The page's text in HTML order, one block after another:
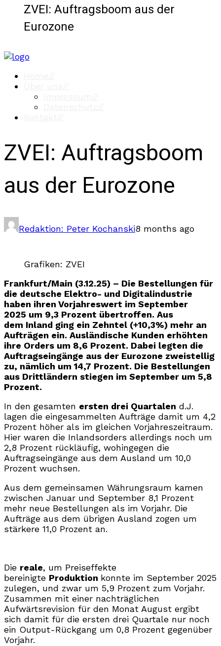
ZVEI: Auftragsboom aus der
Eurozone
ZVEI: Auftragsboom
aus der Eurozone
Redaktion: Peter Kochanski8 months ago
Grafiken: ZVEI
Frankfurt/Main (3.12.25) – Die Bestellungen für
die deutsche Elektro- und Digitalindustrie
haben ihren Vorjahreswert im September
2025 um 9,3 Prozent übertroffen. Aus
dem Inland ging ein Zehntel (+10,3%) mehr an
Aufträgen ein. Ausländische Kunden erhöhten
ihre Orders um 8,6 Prozent. Dabei legten die
Auftragseingänge aus der Eurozone zweistellig
zu, nämlich um 14,7 Prozent. Die Bestellungen
aus Drittländern stiegen im September um 5,8
Prozent.
In den gesamten ersten drei Quartalen d.J.
lagen die eingesammelten Aufträge damit um 4,2
Prozent höher als im gleichen Vorjahreszeitraum.
Hier waren die Inlandsorders allerdings noch um
2,8 Prozent rückläufig, wohingegen die
Auftragseingänge aus dem Ausland um 10,0
Prozent wuchsen.
Aus dem gemeinsamen Währungsraum kamen
zwischen Januar und September 8,1 Prozent
mehr neue Bestellungen als im Vorjahr. Die
Aufträge aus dem übrigen Ausland zogen um
stärkere 11,0 Prozent an.
Die reale, um Preiseffekte
bereinigte Produktion konnte im September 2025
zulegen, und zwar um 5,9 Prozent zum Vorjahr.
Zusammen mit einer nachträglichen
Aufwärtsrevision für den Monat August ergibt
sich damit für die ersten drei Quartale nur noch
ein Output-Rückgang um 0,8 Prozent gegenüber
Vorjahr.